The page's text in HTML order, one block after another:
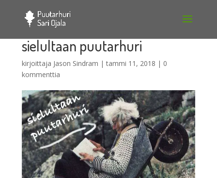
sielultaan puutarhuri
kirjoittaja Jason Sindram |tammi 11, 2018 | 0
kommenttia